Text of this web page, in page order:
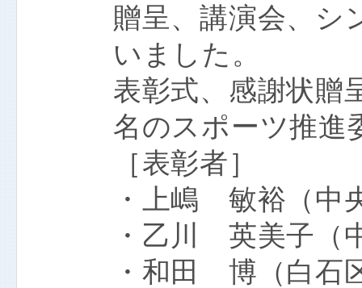
贈呈、講演会、シ
いました。
表彰式、感謝状贈
名のスポーツ推進
［表彰者］
・上嶋 敏裕（中
・乙川 英美子（
・和田 博（白石